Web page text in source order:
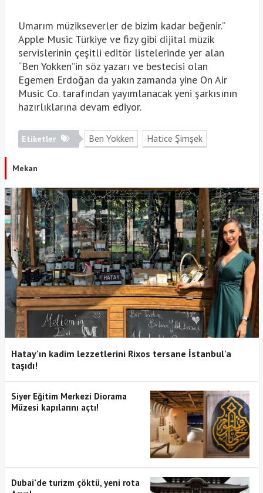
Umarım müzikseverler de bizim kadar beğenir.”
Apple Music Türkiye ve fizy gibi dijital müzik
servislerinin çeşitli editör listelerinde yer alan
“Ben Yokken”in söz yazarı ve bestecisi olan
Egemen Erdoğan da yakın zamanda yine On Air
Music Co. tarafından yayımlanacak yeni şarkısının
hazırlıklarına devam ediyor.
Etiketler Ben Yokken Hatice Şimşek
Mekan
Hatay'ın kadim lezzetlerini Rixos tersane İstanbul'a
taşıdı!
Siyer Eğitim Merkezi Diorama
Müzesi kapılarını açtı!
Dubai’de turizm çöktü, yeni rota